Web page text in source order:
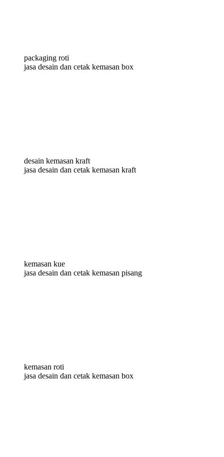
packaging roti
jasa desain dan cetak kemasan box
desain kemasan kraft
jasa desain dan cetak kemasan kraft
kemasan kue
jasa desain dan cetak kemasan pisang
kemasan roti
jasa desain dan cetak kemasan box